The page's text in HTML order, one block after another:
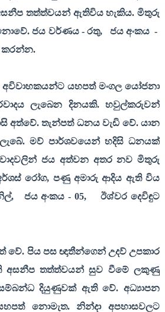
තත්ත්වයන් ඇතිවිය හැකිය. මිතුරු
ජය වර්ණය - රතු, ජය අංකය -
කරන්න.
අවිවාහකයන්ට යහපත් මංගල යෝජනා
ලැබෙන දිනයකි. හවුල්කරුවන්
අත්වේ. තැන්පත් ධනය වැඩි වේ. යාන
මව් පාර්ශවයෙන් හදිසි ධනයක්
ජය අත්වන අතර නව මිතුරු
රෝග, පණු අමාරු ආදිය ඇති විය
, ජය අංකය -05,
ඊශ්වර දෙවිඳුට
වේ. පිය පස ඥාතීන්ගෙන් උදව් උපකාර
අසනීප තත්ත්වයන් සුව වීමේ ලකුණු
දියුණුවක් ඇති වේ. අධ්‍යාපන
නොමැත. නින්දා අපහාසවලට